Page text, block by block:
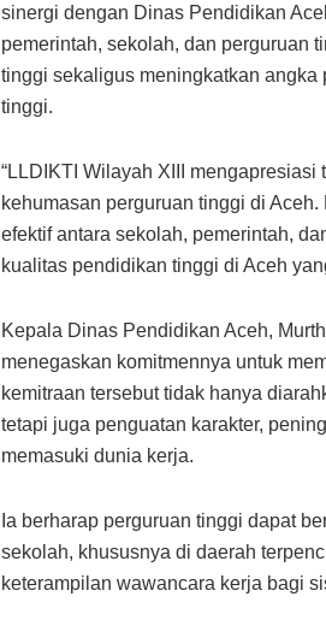
sinergi dengan Dinas Pendidikan
pemerintah, sekolah, dan perguruan
tinggi sekaligus meningkatkan
tinggi.
“LLDIKTI Wilayah XIII
kehumasan perguruan tinggi di
efektif antara sekolah, pemerintah,
kualitas pendidikan tinggi di Aceh
Kepala Dinas Pendidikan Aceh,
menegaskan komitmennya untuk
kemitraan tersebut tidak hanya
tetapi juga penguatan karakter,
memasuki dunia kerja.
Ia berharap perguruan tinggi dapat
sekolah, khususnya di daerah
keterampilan wawancara kerja bagi